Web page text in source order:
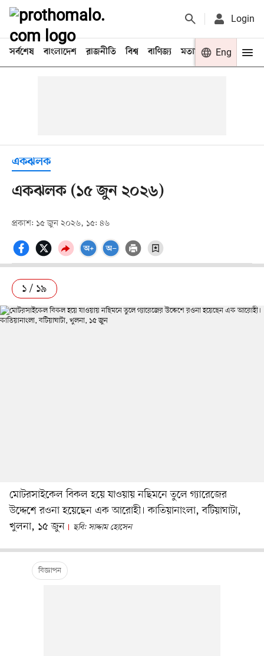
Login
সর্বশেষ বাংলাদেশ রাজনীতি বিশ্ব বাণিজ্য মতামত খেলা
Eng
একঝলক
একঝলক (১৫ জুন ২০২৬)
প্রকাশ: ১৫ জুন ২০২৬, ১৫: ৪৬
১ / ১৯
মোটরসাইকেল বিকল হয়ে যাওয়ায় নছিমনে তুলে গ্যারেজের
উদ্দেশে রওনা হয়েছেন এক আরোহী। কাতিয়ানাংলা, বটিয়াঘাটা,
খুলনা, ১৫ জুন
ছবি: সাদ্দাম হোসেন